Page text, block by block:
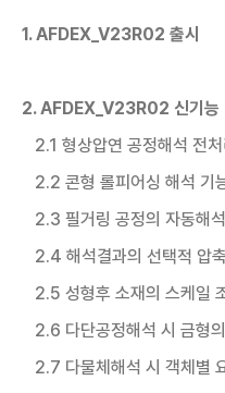
1. AFDEX_V23R02 출시
2. AFDEX_V23R02 신기능
2.1 형상압연 공정해석 전
2.2 콘형 롤피어싱 해석 기
2.3 필거링 공정의 자동해
2.4 해석결과의 선택적 압
2.5 성형후 소재의 스케일
2.6 다단공정해석 시 금형
2.7 다물체해석 시 객체별